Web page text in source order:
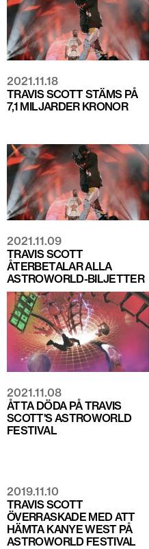
2021.11.18
TRAVIS SCOTT STÄMS PÅ
7,1 MILJARDER KRONOR
2021.11.09
TRAVIS SCOTT
ÅTERBETALAR ALLA
ASTROWORLD-BILJETTER
2021.11.08
ÅTTA DÖDA PÅ TRAVIS
SCOTT'S ASTROWORLD
FESTIVAL
2019.11.10
TRAVIS SCOTT
ÖVERRASKADE MED ATT
HÄMTA KANYE WEST PÅ
ASTROWORLD FESTIVAL